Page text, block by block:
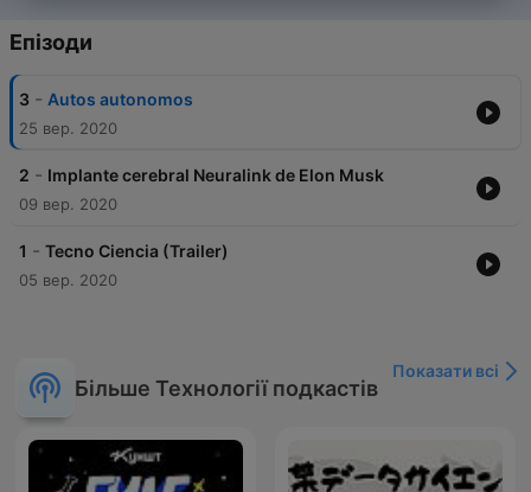
Епізоди
3 - Autos autonomos
25 вер. 2020
2 - Implante cerebral Neuralink de Elon Musk
09 вер. 2020
1 - Tecno Ciencia (Trailer)
05 вер. 2020
Більше Технології подкастів
Показати всі